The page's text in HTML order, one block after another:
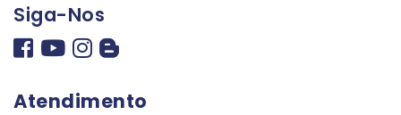
Siga-Nos
Atendimento